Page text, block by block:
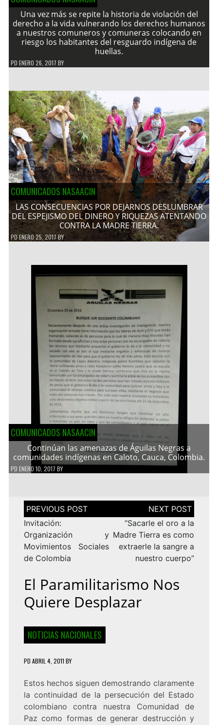
Una vez más se repite la historia de violación del
derecho a la vida vulnerando los derechos humanos
a nuestros comuneros y comuneras colocando en
riesgo los habitantes del resguardo indígena de
huellas.
PD ENERO 26, 2017 BY
COMUNICADOS NASAACIN
LAS CONSECUENCIAS POR DEJARNOS DESLUMBRAR
DEL ESPEJISMO DEL DINERO Y RIQUEZAS ATENTANDO
CONTRA LA MADRE TIERRA.
PDENERO 25, 2017BY
COMUNICADOS NASAACIN
Continúan las amenazas de Águilas Negras a
comunidades indígenas en Caloto, Cauca, Colombia.
PD ENERO 10, 2017 BY
Navegación
de
entradas
Invitación:
Organización y
Movimientos Sociales
de Colombia
“Sacarle el oro a la
Madre Tierra es como
extraerle la sangre a
nuestro cuerpo”
El Paramilitarismo Nos
Quiere Desplazar
NOTICIAS NACIONALES
PD ABRIL 4, 2011 BY
Estos hechos siguen demostrando claramente
la continuidad de la persecución del Estado
colombiano contra nuestra Comunidad de
Paz como formas de generar destrucción y